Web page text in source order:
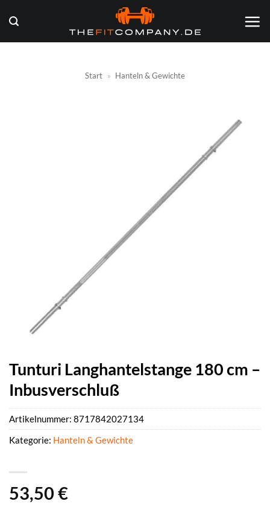
Inhalt
springen
Start » Hanteln & Gewichte
Tunturi Langhantelstange 180 cm –
Inbusverschluß
53,50 €
Artikelnummer: 8717842027134
Kategorie: Hanteln & Gewichte